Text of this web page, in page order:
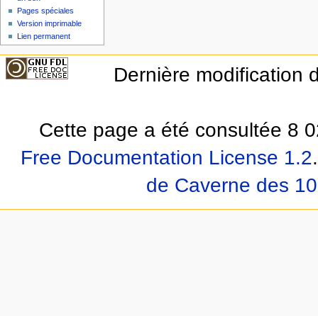
Pages spéciales
Version imprimable
Lien permanent
Dernière modification
Cette page a été consultée 8
Free Documentation License 1.2.
de Caverne des